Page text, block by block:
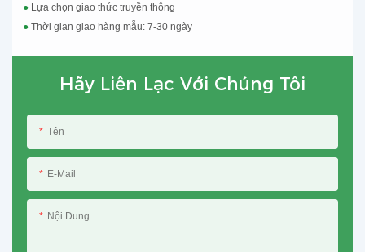
● Lựa chọn giao thức truyền thông
●Thời gian giao hàng mẫu: 7-30 ngày
Hãy Liên Lạc Với Chúng Tôi
Tên
E-Mail
Nội Dung